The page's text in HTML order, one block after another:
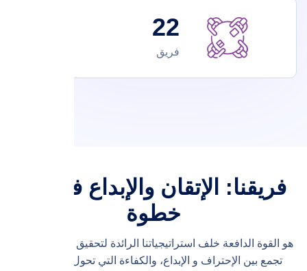
2
2
فريق
فريقنا: الإتقان والإبداع في كل
خطوة
هو القوة الدافعة خلف استراتيجياتنا الرائدة لتحقيق نجاحك الباهر.
تجمع بين الإحتراف و الإبداع، والكفاءة التي تحول رؤيتك إلى